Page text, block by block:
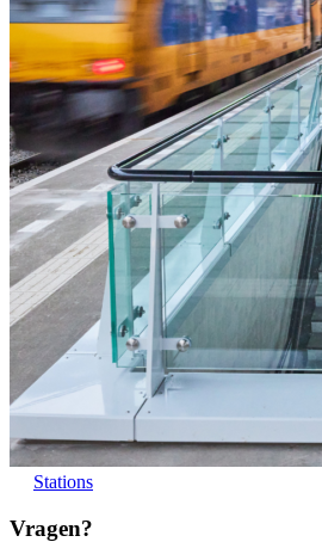
Stations
Vragen?